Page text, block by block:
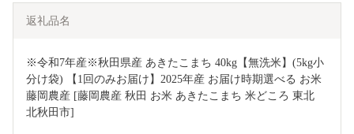
返礼品名
※令和7年産※秋田県産 あきたこまち 40kg【無洗米】(5kg小
分け袋) 【1回のみお届け】2025年産 お届け時期選べる お米
藤岡農産 [藤岡農産 秋田 お米 あきたこまち 米どころ 東北
北秋田市]